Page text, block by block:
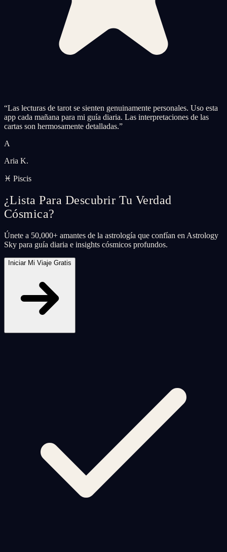
“Las lecturas de tarot se sienten genuinamente personales. Uso esta
app cada mañana para mi guía diaria. Las interpretaciones de las
cartas son hermosamente detalladas.”
A
Aria K.
♓ Piscis
¿Lista Para Descubrir Tu Verdad
Cósmica?
Únete a 50,000+ amantes de la astrología que confían en Astrology
Sky para guía diaria e insights cósmicos profundos.
Iniciar Mi Viaje Gratis